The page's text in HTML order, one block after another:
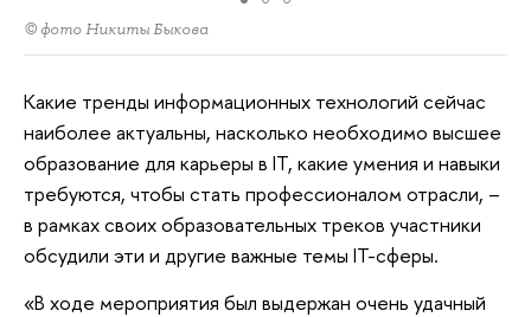
© фото Никиты Быкова
Какие тренды информационных технологий сейчас
наиболее актуальны, насколько необходимо высшее
образование для карьеры в IT, какие умения и навыки
требуются, чтобы стать профессионалом отрасли, –
в рамках своих образовательных треков участники
обсудили эти и другие важные темы IT-сферы.
«В ходе мероприятия был выдержан очень удачный